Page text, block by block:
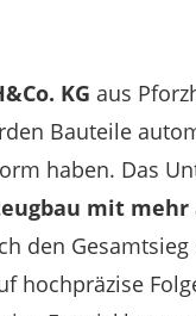
KG aus
Bauteile
haben. Das
mit
den
hochpräzise